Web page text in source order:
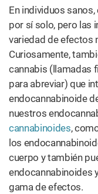
En individuos
por sí solo, pero las
variedad de efectos
Curiosamente,
cannabis (llamadas
para abreviar) que
endocannabinoide
nuestros
cannabinoides,
los
cuerpo y también
endocannabinoides
gama de efectos.